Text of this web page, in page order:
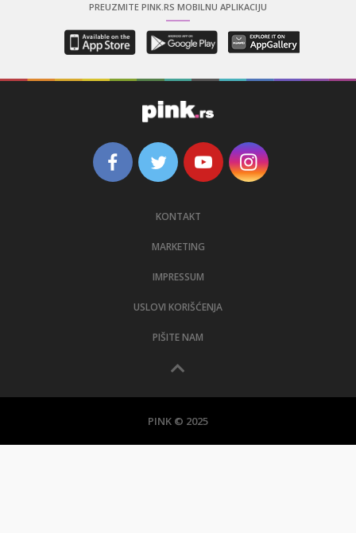
PREUZMITE PINK.RS MOBILNU APLIKACIJU
KONTAKT
MARKETING
IMPRESSUM
USLOVI KORIŠĆENJA
PIŠITE NAM
PINK © 2025